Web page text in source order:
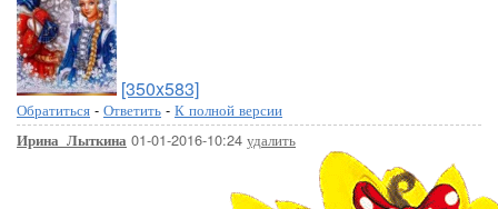
[350x583]
Обратиться - Ответить - К полной версии
Ирина_Лыткина 01-01-2016-10:24 удалить